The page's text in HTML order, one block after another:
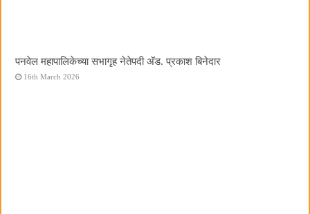
पनवेल महापालिकेच्या सभागृह नेतेपदी अ‍ॅड. प्रकाश बिनेदार
16th March 2026